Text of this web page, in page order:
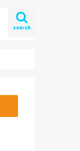
search